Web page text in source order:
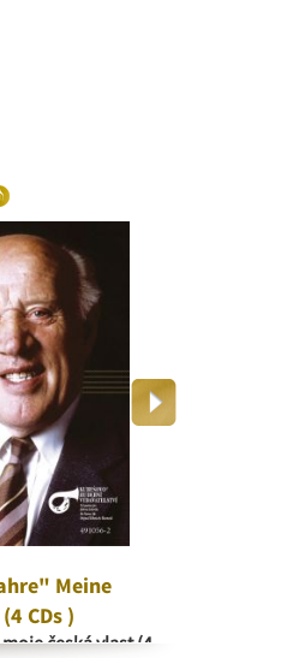
Meine
CDs )
česká vlast (4